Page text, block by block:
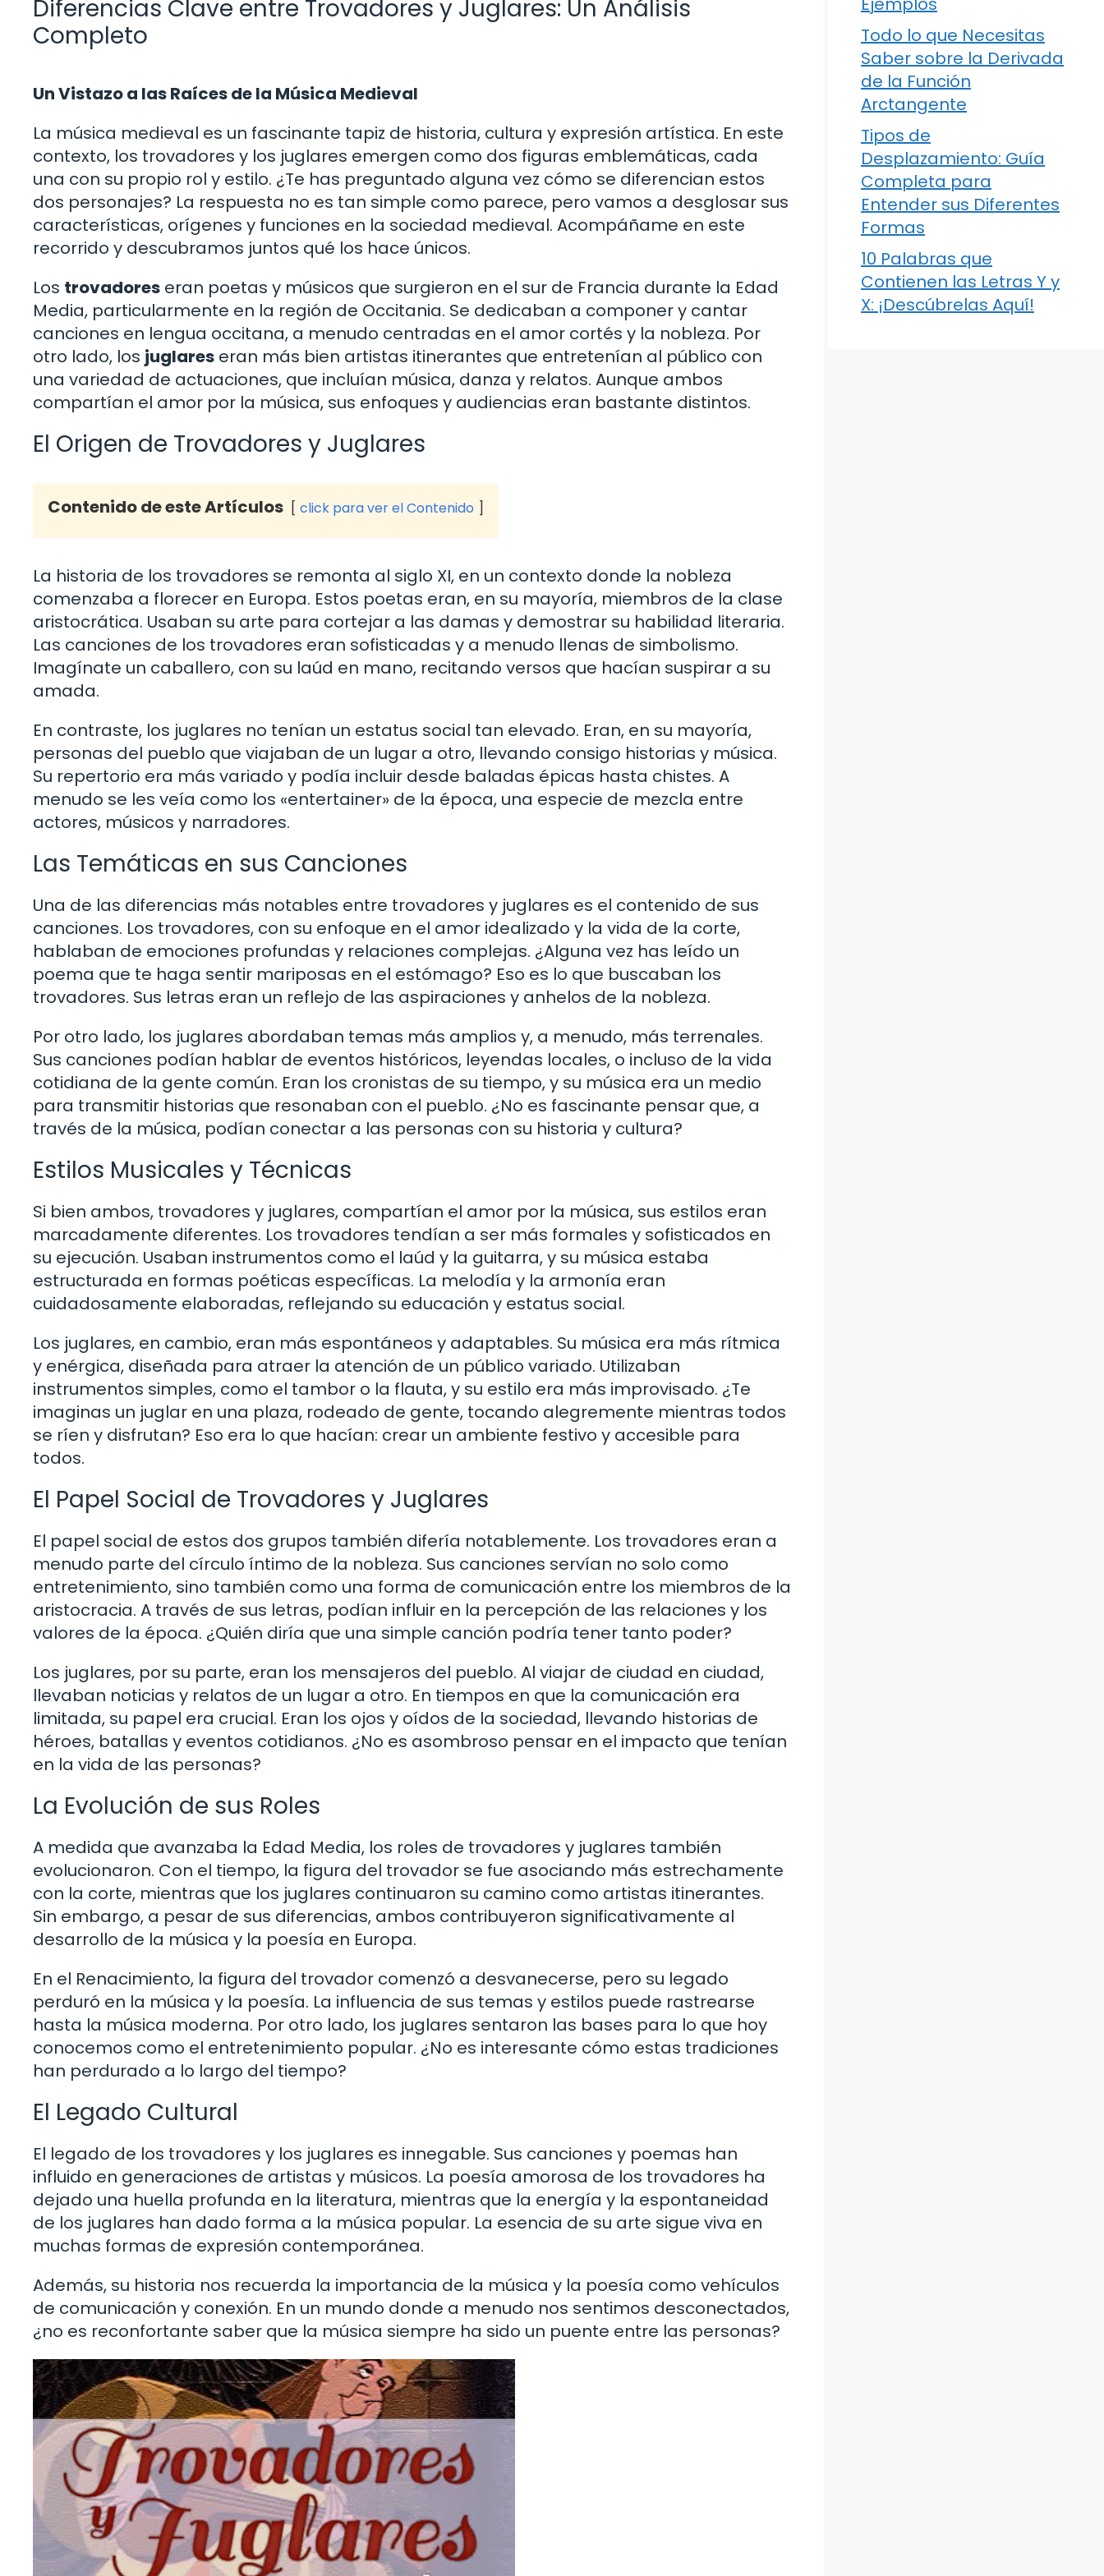
Diferencias Clave entre Trovadores y Juglares: Un Análisis
Completo
Un Vistazo a las Raíces de la Música Medieval
La música medieval es un fascinante tapiz de historia, cultura y expresión artística. En este
contexto, los trovadores y los juglares emergen como dos figuras emblemáticas, cada
una con su propio rol y estilo. ¿Te has preguntado alguna vez cómo se diferencian estos
dos personajes? La respuesta no es tan simple como parece, pero vamos a desglosar sus
características, orígenes y funciones en la sociedad medieval. Acompáñame en este
recorrido y descubramos juntos qué los hace únicos.
Los trovadores eran poetas y músicos que surgieron en el sur de Francia durante la Edad
Media, particularmente en la región de Occitania. Se dedicaban a componer y cantar
canciones en lengua occitana, a menudo centradas en el amor cortés y la nobleza. Por
otro lado, los juglares eran más bien artistas itinerantes que entretenían al público con
una variedad de actuaciones, que incluían música, danza y relatos. Aunque ambos
compartían el amor por la música, sus enfoques y audiencias eran bastante distintos.
El Origen de Trovadores y Juglares
Contenido de este Artículos click para ver el Contenido
La historia de los trovadores se remonta al siglo XI, en un contexto donde la nobleza
comenzaba a florecer en Europa. Estos poetas eran, en su mayoría, miembros de la clase
aristocrática. Usaban su arte para cortejar a las damas y demostrar su habilidad literaria.
Las canciones de los trovadores eran sofisticadas y a menudo llenas de simbolismo.
Imagínate un caballero, con su laúd en mano, recitando versos que hacían suspirar a su
amada.
En contraste, los juglares no tenían un estatus social tan elevado. Eran, en su mayoría,
personas del pueblo que viajaban de un lugar a otro, llevando consigo historias y música.
Su repertorio era más variado y podía incluir desde baladas épicas hasta chistes. A
menudo se les veía como los «entertainer» de la época, una especie de mezcla entre
actores, músicos y narradores.
Las Temáticas en sus Canciones
Una de las diferencias más notables entre trovadores y juglares es el contenido de sus
canciones. Los trovadores, con su enfoque en el amor idealizado y la vida de la corte,
hablaban de emociones profundas y relaciones complejas. ¿Alguna vez has leído un
poema que te haga sentir mariposas en el estómago? Eso es lo que buscaban los
trovadores. Sus letras eran un reflejo de las aspiraciones y anhelos de la nobleza.
Por otro lado, los juglares abordaban temas más amplios y, a menudo, más terrenales.
Sus canciones podían hablar de eventos históricos, leyendas locales, o incluso de la vida
cotidiana de la gente común. Eran los cronistas de su tiempo, y su música era un medio
para transmitir historias que resonaban con el pueblo. ¿No es fascinante pensar que, a
través de la música, podían conectar a las personas con su historia y cultura?
Estilos Musicales y Técnicas
Si bien ambos, trovadores y juglares, compartían el amor por la música, sus estilos eran
marcadamente diferentes. Los trovadores tendían a ser más formales y sofisticados en
su ejecución. Usaban instrumentos como el laúd y la guitarra, y su música estaba
estructurada en formas poéticas específicas. La melodía y la armonía eran
cuidadosamente elaboradas, reflejando su educación y estatus social.
Los juglares, en cambio, eran más espontáneos y adaptables. Su música era más rítmica
y enérgica, diseñada para atraer la atención de un público variado. Utilizaban
instrumentos simples, como el tambor o la flauta, y su estilo era más improvisado. ¿Te
imaginas un juglar en una plaza, rodeado de gente, tocando alegremente mientras todos
se ríen y disfrutan? Eso era lo que hacían: crear un ambiente festivo y accesible para
todos.
El Papel Social de Trovadores y Juglares
El papel social de estos dos grupos también difería notablemente. Los trovadores eran a
menudo parte del círculo íntimo de la nobleza. Sus canciones servían no solo como
entretenimiento, sino también como una forma de comunicación entre los miembros de la
aristocracia. A través de sus letras, podían influir en la percepción de las relaciones y los
valores de la época. ¿Quién diría que una simple canción podría tener tanto poder?
Los juglares, por su parte, eran los mensajeros del pueblo. Al viajar de ciudad en ciudad,
llevaban noticias y relatos de un lugar a otro. En tiempos en que la comunicación era
limitada, su papel era crucial. Eran los ojos y oídos de la sociedad, llevando historias de
héroes, batallas y eventos cotidianos. ¿No es asombroso pensar en el impacto que tenían
en la vida de las personas?
La Evolución de sus Roles
A medida que avanzaba la Edad Media, los roles de trovadores y juglares también
evolucionaron. Con el tiempo, la figura del trovador se fue asociando más estrechamente
con la corte, mientras que los juglares continuaron su camino como artistas itinerantes.
Sin embargo, a pesar de sus diferencias, ambos contribuyeron significativamente al
desarrollo de la música y la poesía en Europa.
En el Renacimiento, la figura del trovador comenzó a desvanecerse, pero su legado
perduró en la música y la poesía. La influencia de sus temas y estilos puede rastrearse
hasta la música moderna. Por otro lado, los juglares sentaron las bases para lo que hoy
conocemos como el entretenimiento popular. ¿No es interesante cómo estas tradiciones
han perdurado a lo largo del tiempo?
El Legado Cultural
El legado de los trovadores y los juglares es innegable. Sus canciones y poemas han
influido en generaciones de artistas y músicos. La poesía amorosa de los trovadores ha
dejado una huella profunda en la literatura, mientras que la energía y la espontaneidad
de los juglares han dado forma a la música popular. La esencia de su arte sigue viva en
muchas formas de expresión contemporánea.
Además, su historia nos recuerda la importancia de la música y la poesía como vehículos
de comunicación y conexión. En un mundo donde a menudo nos sentimos desconectados,
¿no es reconfortante saber que la música siempre ha sido un puente entre las personas?
Todo lo que Necesitas
Saber sobre la Derivada
de la Función
Arctangente
Tipos de
Desplazamiento: Guía
Completa para
Entender sus Diferentes
Formas
10 Palabras que
Contienen las Letras Y y
X: ¡Descúbrelas Aquí!